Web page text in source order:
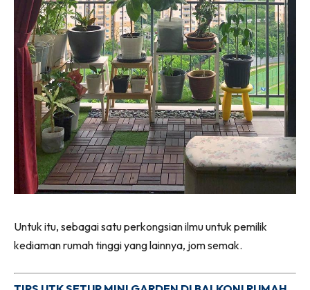
Ilham Impiana Inspirasi Selebriti
Impiana TV
Casa Impiana
Impiana MakeOver
Lahar Dekor
Sembang Dekor
Sembang Laman
Tip Impiana
Tip Laman
Hub Ideaktiv
Untuk itu, sebagai satu perkongsian ilmu untuk pemilik
kediaman rumah tinggi yang lainnya, jom semak.